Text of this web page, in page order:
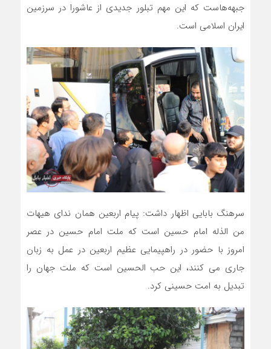
جبهه‌هاست که این مهم تبلور جدیدی از عاشورا در سرزمین
ایران اسلامی است.
سرهنگ بابایی اظهار داشت: پیام اربعین همان ندای هیهات
من الذله امام حسین است که ملت امام حسین در عصر
امروز با حضور در راهپیمایی عظیم اربعین در عمل به زبان
جاری می کنند، این حب الحسین است که ملت جهان را
تبدیل به امت حسینی کرد.